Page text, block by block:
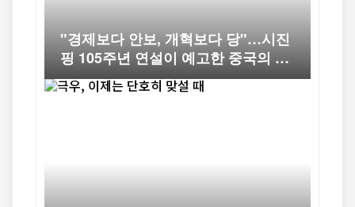
"경제보다 안보, 개혁보다 당"…시진
핑 105주년 연설이 예고한 중국의 다
음 10년